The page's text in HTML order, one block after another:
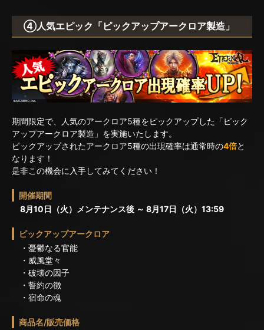
④人気エピック「ピックアップアークロア製造」
期間限定で、人気のアークロア5種をピックアップした「ピック
アップアークロア製造」を実施いたします。
ピックアップされたアークロア5種の出現確率は通常時の4倍と
なります！
是非この機会に入手してみてください！
開催期間
8月10日（火）メンテナンス後 ～ 8月17日（火）13:59
ピックアップアークロア
・憂鬱なる官能
・威風堂々
・破壊の因子
・誓約の徴
・宿命の魂
商品名/販売価格